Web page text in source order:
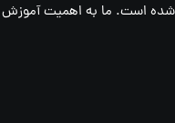
است. ما به اهمیت آموزش